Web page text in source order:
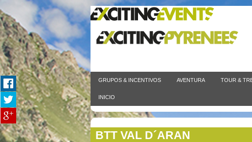
GRUPOS & INCENTIVOS AVENTURA TOUR &
INICIO
BTT VAL D´ARAN